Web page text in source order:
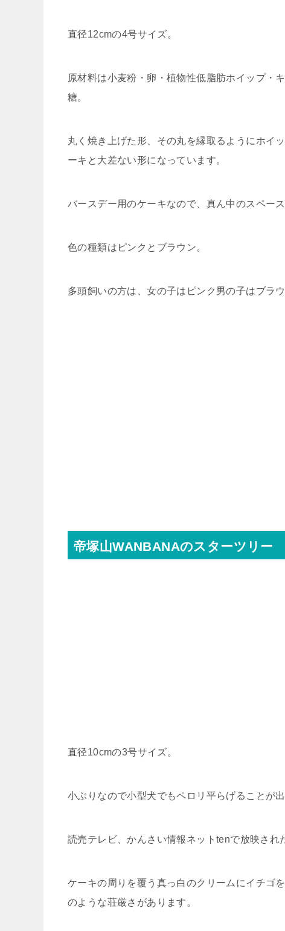
直径12cmの4号サイズ。
原材料は小麦粉・卵・植物性低脂肪ホイップ・
糖。
丸く焼き上げた形、その丸を縁取るようにホイ
ーキと大差ない形になっています。
バースデー用のケーキなので、真ん中のスペー
色の種類はピンクとブラウン。
多頭飼いの方は、女の子はピンク男の子はブラ
帝塚山WANBANAのスターツリー
直径10cmの3号サイズ。
小ぶりなので小型犬でもペロリ平らげることが出
読売テレビ、かんさい情報ネットtenで放映され
ケーキの周りを覆う真っ白のクリームにイチゴ
のような荘厳さがあります。